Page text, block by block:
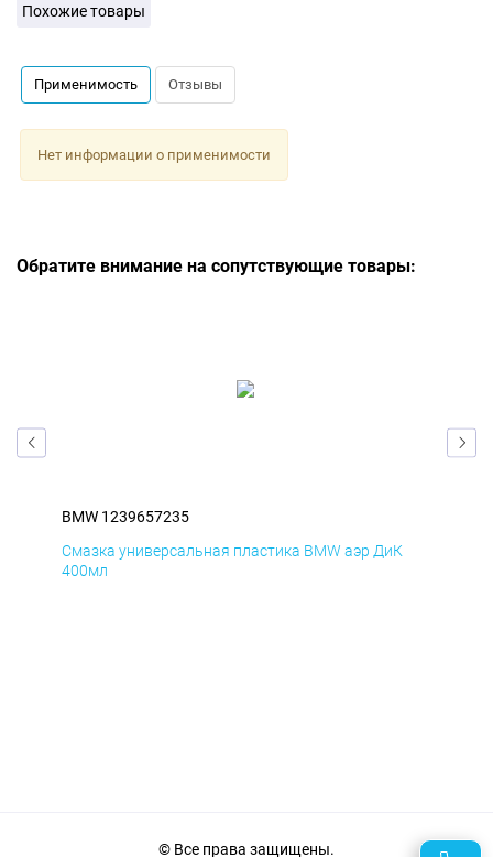
Похожие товары
Применимость Отзывы
Нет информации о применимости
Обратите внимание на сопутствующие товары:
BMW 1239657235
Смазка универсальная пластика BMW аэр ДиК
400мл
© Все права защищены.